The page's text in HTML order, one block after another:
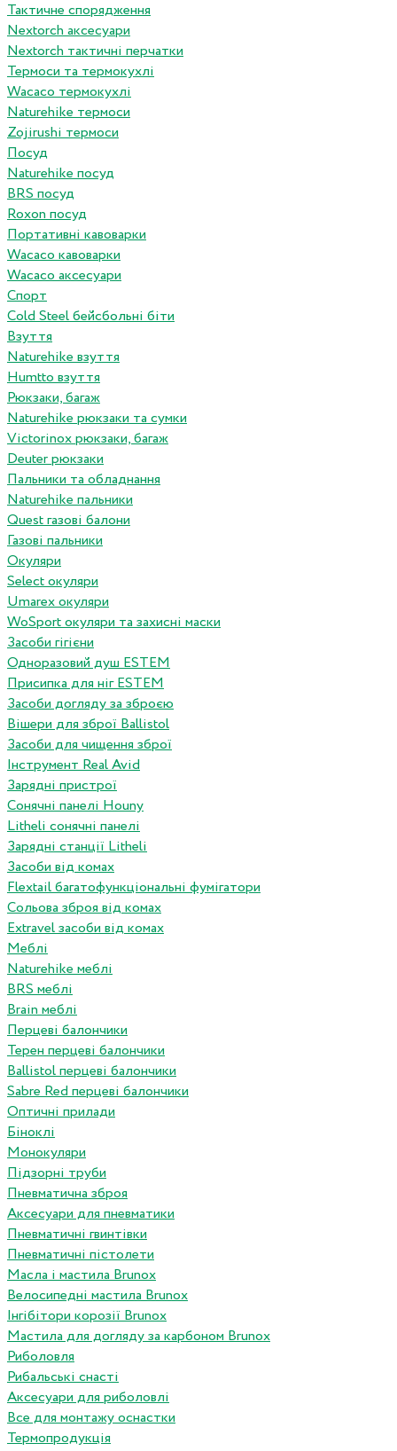
Тактичне спорядження
Nextorch аксесуари
Nextorch тактичні перчатки
Термоси та термокухлі
Wacaco термокухлі
Naturehike термоси
Zojirushi термоси
Посуд
Naturehike посуд
BRS посуд
Roxon посуд
Портативні кавоварки
Wacaco кавоварки
Wacaco аксесуари
Спорт
Cold Steel бейсбольні біти
Взуття
Naturehike взуття
Humtto взуття
Рюкзаки, багаж
Naturehike рюкзаки та сумки
Victorinox рюкзаки, багаж
Deuter рюкзаки
Пальники та обладнання
Naturehike пальники
Quest газові балони
Газові пальники
Окуляри
Select окуляри
Umarex окуляри
WoSport окуляри та захисні маски
Засоби гігієни
Одноразовий душ ESTEM
Присипка для ніг ESTEM
Засоби догляду за зброєю
Вішери для зброї Ballistol
Засоби для чищення зброї
Інструмент Real Avid
Зарядні пристрої
Сонячні панелі Houny
Litheli сонячні панелі
Зарядні станції Litheli
Засоби від комах
Flextail багатофункціональні фумігатори
Сольова зброя від комах
Extravel засоби від комах
Меблі
Naturehike меблі
BRS меблі
Brain меблі
Перцеві балончики
Терен перцеві балончики
Ballistol перцеві балончики
Sabre Red перцеві балончики
Оптичні прилади
Біноклі
Монокуляри
Підзорні труби
Пневматична зброя
Аксесуари для пневматики
Пневматичні гвинтівки
Пневматичні пістолети
Масла і мастила Brunox
Велосипедні мастила Brunox
Інгібітори корозії Brunox
Мастила для догляду за карбоном Brunox
Риболовля
Рибальські снасті
Аксесуари для риболовлі
Все для монтажу оснастки
Термопродукція